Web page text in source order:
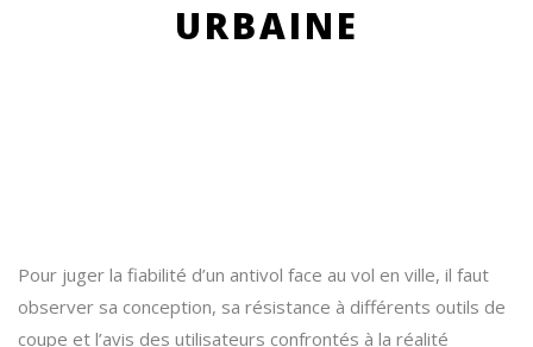
URBAINE
Pour juger la fiabilité d’un antivol face au vol en ville, il faut
observer sa conception, sa résistance à différents outils de
coupe et l’avis des utilisateurs confrontés à la réalité